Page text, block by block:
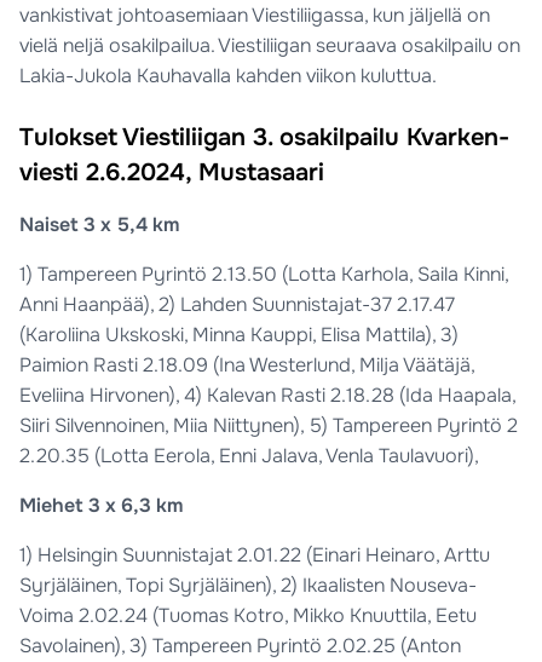
vankistivat johtoasemiaan Viestiliigassa, kun jäljellä on
vielä neljä osakilpailua. Viestiliigan seuraava osakilpailu on
Lakia-Jukola Kauhavalla kahden viikon kuluttua.
Tulokset Viestiliigan 3. osakilpailu Kvarken-
viesti 2.6.2024, Mustasaari
Naiset 3 x 5,4 km
1) Tampereen Pyrintö 2.13.50 (Lotta Karhola, Saila Kinni,
Anni Haanpää), 2) Lahden Suunnistajat-37 2.17.47
(Karoliina Ukskoski, Minna Kauppi, Elisa Mattila), 3)
Paimion Rasti 2.18.09 (Ina Westerlund, Milja Väätäjä,
Eveliina Hirvonen), 4) Kalevan Rasti 2.18.28 (Ida Haapala,
Siiri Silvennoinen, Miia Niittynen), 5) Tampereen Pyrintö 2
2.20.35 (Lotta Eerola, Enni Jalava, Venla Taulavuori),
Miehet 3 x 6,3 km
1) Helsingin Suunnistajat 2.01.22 (Einari Heinaro, Arttu
Syrjäläinen, Topi Syrjäläinen), 2) Ikaalisten Nouseva-
Voima 2.02.24 (Tuomas Kotro, Mikko Knuuttila, Eetu
Savolainen), 3) Tampereen Pyrintö 2.02.25 (Anton